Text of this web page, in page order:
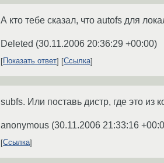
А кто тебе сказал, что autofs для
Deleted (30.11.2006 20:36:29 +00:00)
Показать ответ Ссылка
subfs. Или поставь дистр, где это из
anonymous (30.11.2006 21:33:16
Ссылка